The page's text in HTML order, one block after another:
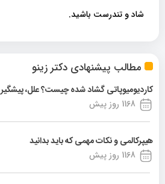
مطالب پیشنهادی دکتر زینو
کاردیومیوپاتی گشاد شده چیست؟ علل،
1168 روز پیش
هیپرکالمی و نکات مهمی که باید بدانید
1168 روز پیش
شاد و تندرست باشید.